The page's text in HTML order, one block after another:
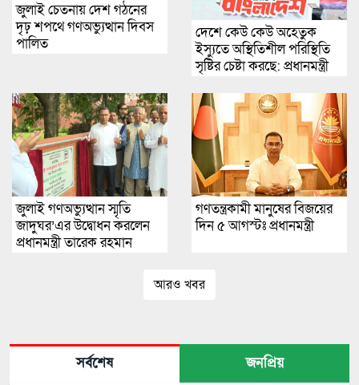
জুলাই চেতনায় দেশ গঠনের
দৃঢ় শপথে গণঅভ্যুত্থান দিবস
পালিত
দেশে কেউ কেউ অহেতুক
ইস্যুতে অস্থিতিশীল পরিস্থিতি
সৃষ্টির চেষ্টা করছে: প্রধানমন্ত্রী
জুলাই গণঅভ্যুত্থান স্মৃতি
জাদুঘর’এর উদ্বোধন করলেন
প্রধানমন্ত্রী তারেক রহমান
গণতন্ত্রকামী মানুষের বিজয়ের
দিন ৫ আগস্টঃ প্রধানমন্ত্রী
আরও খবর
সর্বশেষ জনপ্রিয়